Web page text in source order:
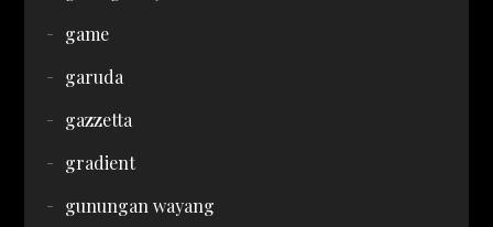
game
garuda
gazzetta
gradient
gunungan wayang